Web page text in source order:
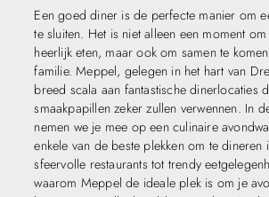
Een goed diner is de perfecte manier om
te sluiten. Het is niet alleen een moment
heerlijk eten, maar ook om samen te
familie. Meppel, gelegen in het hart van
breed scala aan fantastische dinerlocaties
smaakpapillen zeker zullen verwennen. In
nemen we je mee op een culinaire
enkele van de beste plekken om te dineren
sfeervolle restaurants tot trendy
waarom Meppel de ideale plek is om je